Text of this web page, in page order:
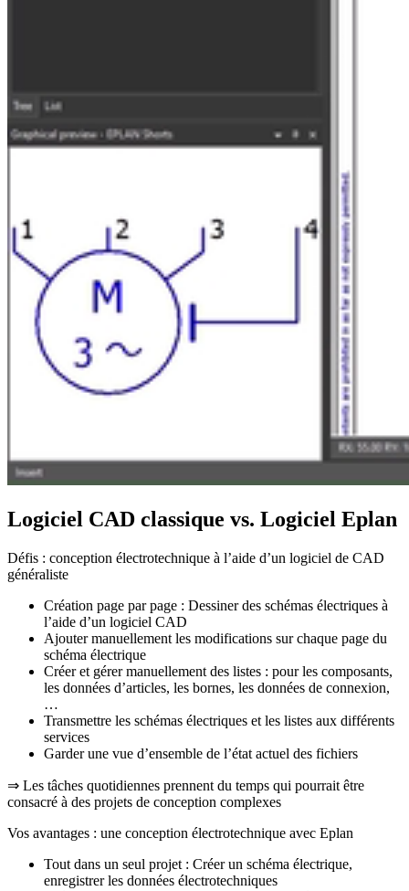
Logiciel CAD classique vs. Logiciel Eplan
Défis : conception électrotechnique à l’aide d’un logiciel de CAD
généraliste
Création page par page : Dessiner des schémas électriques à
l’aide d’un logiciel CAD
Ajouter manuellement les modifications sur chaque page du
schéma électrique
Créer et gérer manuellement des listes : pour les composants,
les données d’articles, les bornes, les données de connexion,
…
Transmettre les schémas électriques et les listes aux différents
services
Garder une vue d’ensemble de l’état actuel des fichiers
⇒ Les tâches quotidiennes prennent du temps qui pourrait être
consacré à des projets de conception complexes
Vos avantages : une conception électrotechnique avec Eplan
Tout dans un seul projet : Créer un schéma électrique,
enregistrer les données électrotechniques